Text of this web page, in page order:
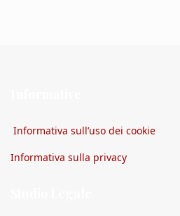
Informativa sull’uso dei cookie
Informativa sulla privacy